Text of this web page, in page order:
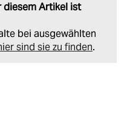
diesem Artikel ist
bei ausgewählten
sind sie zu finden.